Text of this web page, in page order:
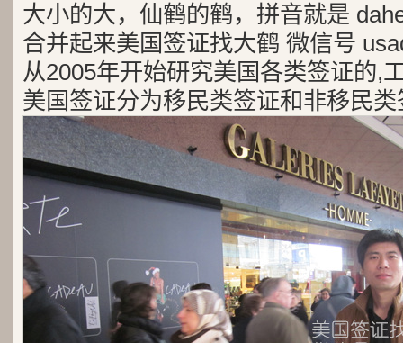
大小的大，仙鹤的鹤，拼音就是
合并起来美国签证找大鹤 微信号
从2005年开始研究美国各类签证的,
美国签证分为移民类签证和非移民